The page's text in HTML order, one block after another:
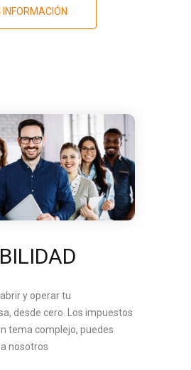
y operar tu
desde cero. Los impuestos
tema complejo, puedes
nosotros